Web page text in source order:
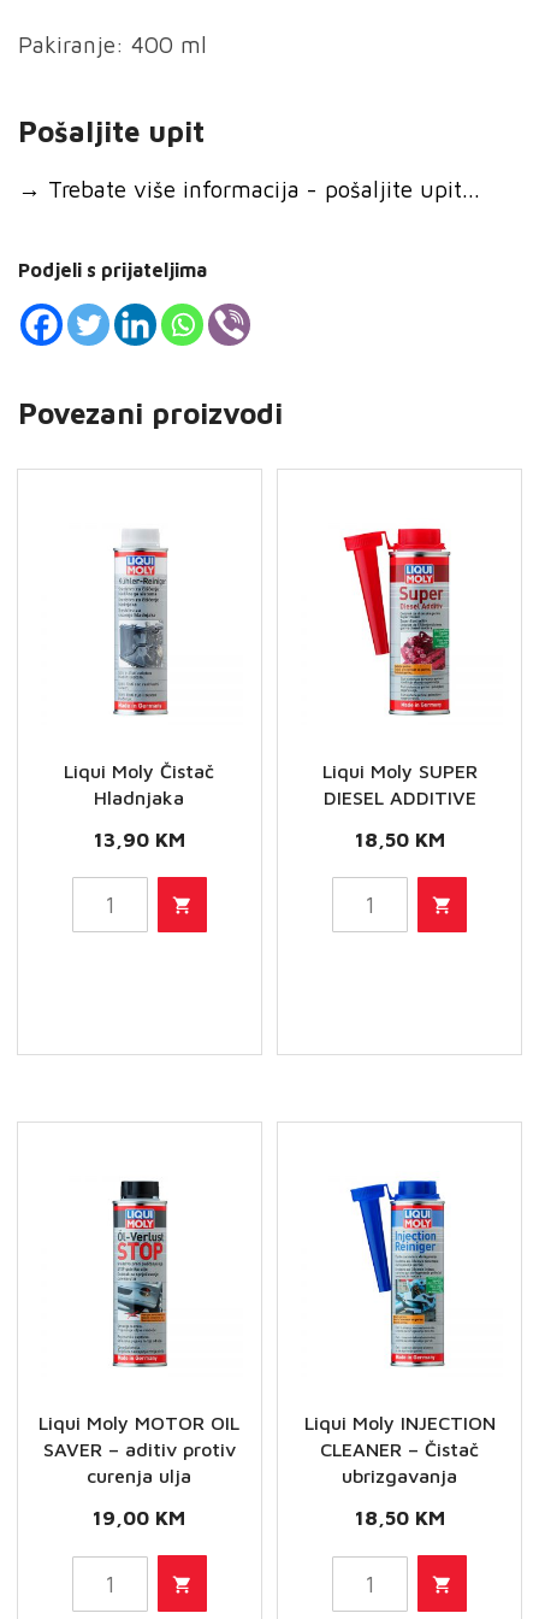
Pakiranje: 400 ml
Pošaljite upit
→ Trebate više informacija - pošaljite upit...
Podjeli s prijateljima
Povezani proizvodi
Liqui Moly Čistač
Hladnjaka
13,90 KM
Liqui
Moly
količina
Liqui Moly SUPER
DIESEL ADDITIVE
18,50 KM
Liqui
Moly
ADDITIVE
Liqui Moly MOTOR OIL
SAVER – aditiv protiv
curenja ulja
19,00 KM
Liqui
Moly
Liqui Moly INJECTION
CLEANER – Čistač
ubrizgavanja
18,50 KM
Liqui
Moly